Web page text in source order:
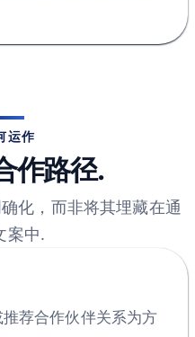
运作
作路径.
化，而非将其埋藏在通
案中.
荐合作伙伴关系为方